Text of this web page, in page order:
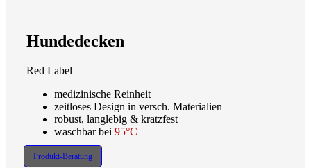
Hundedecken
Red Label
medizinische Reinheit
zeitloses Design in versch. Materialien
robust, langlebig & kratzfest
waschbar bei 95°C
Produkt-Beratung